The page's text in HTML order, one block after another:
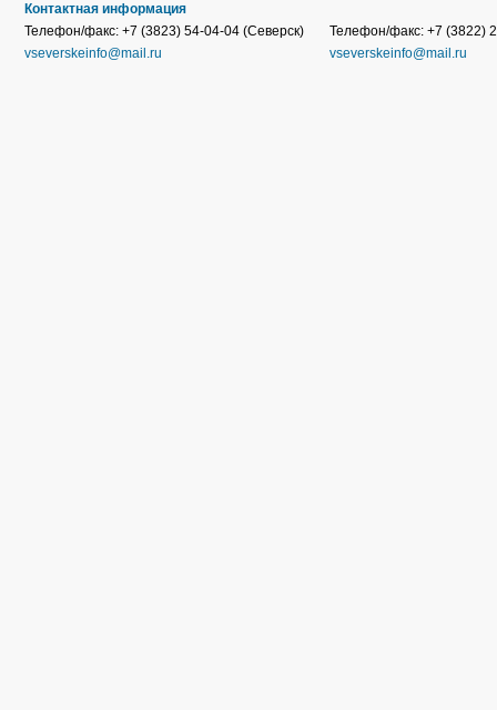
Контактная информация
Телефон/факс: +7 (3823) 54-04-04 (Северск)
vseverskeinfo@mail.ru
Телефон/факс: +7 (3822)
vseverskeinfo@mail.ru